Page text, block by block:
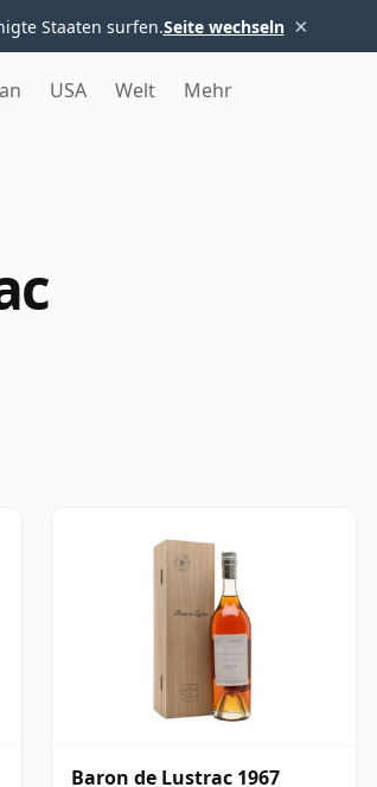
Staaten surfen.Seite wechseln ×
USA Welt Mehr
Baron de Lustrac 1967